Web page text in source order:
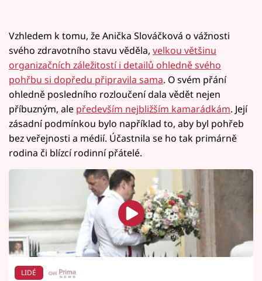
Vzhledem k tomu, že Anička Slováčková o vážnosti
svého zdravotního stavu věděla, velkou většinu
organizačních záležitostí i detailů ohledně svého
pohřbu si dopředu připravila sama. O svém přání
ohledně posledního rozloučení dala vědět nejen
příbuzným, ale především nejbližším kamarádkám. Její
zásadní podmínkou bylo například to, aby byl pohřeb
bez veřejnosti a médií. Účastnila se ho tak primárně
rodina či blízcí rodinní přátelé.
LIDÉ